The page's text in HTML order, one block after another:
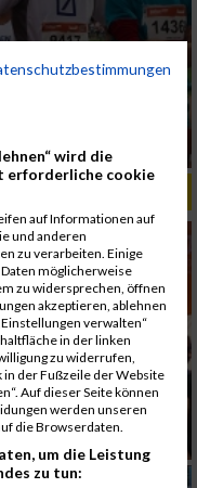
/ 16.07.2019
wird die
erforderliche cookie
auf Informationen auf
und anderen
zu verarbeiten. Einige
möglicherweise
zu widersprechen, öffnen
akzeptieren, ablehnen
verwalten“
in der linken
zu widerrufen,
in der Fußzeile der Website
Auf dieser Seite können
werden unseren
die Browserdaten.
um die Leistung
zu tun: